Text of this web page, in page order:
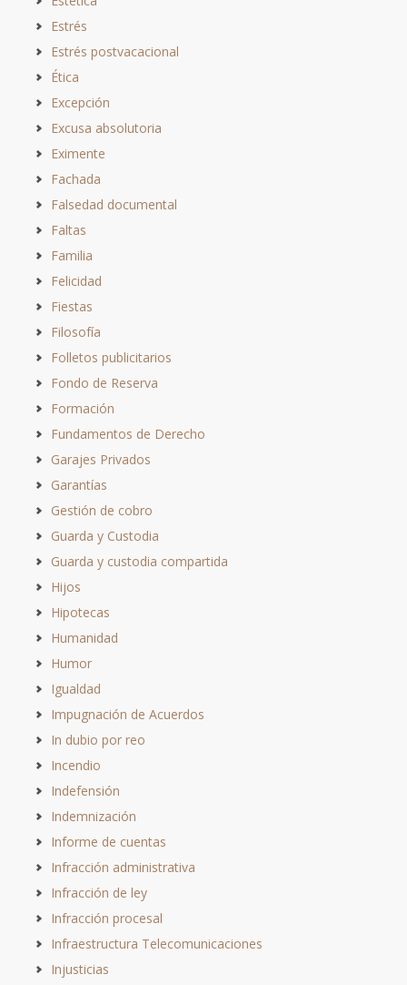
Estrés
Estrés postvacacional
Ética
Excepción
Excusa absolutoria
Eximente
Fachada
Falsedad documental
Faltas
Familia
Felicidad
Fiestas
Filosofía
Folletos publicitarios
Fondo de Reserva
Formación
Fundamentos de Derecho
Garajes Privados
Garantías
Gestión de cobro
Guarda y Custodia
Guarda y custodia compartida
Hijos
Hipotecas
Humanidad
Humor
Igualdad
Impugnación de Acuerdos
In dubio por reo
Incendio
Indefensión
Indemnización
Informe de cuentas
Infracción administrativa
Infracción de ley
Infracción procesal
Infraestructura Telecomunicaciones
Injusticias